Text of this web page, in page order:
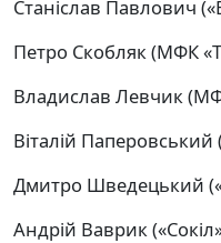
Станіслав Павлович
Петро Скобляк (МФК
Владислав Левчик
Віталій
Дмитро Шведецький
Андрій Ваврик